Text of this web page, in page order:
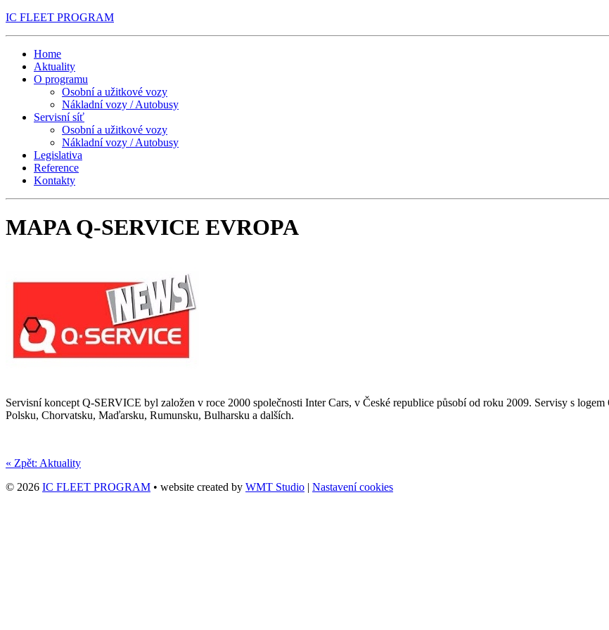
IC FLEET PROGRAM
Home
Aktuality
O programu
Osobní a užitkové vozy
Nákladní vozy / Autobusy
Servisní síť
Osobní a užitkové vozy
Nákladní vozy / Autobusy
Legislativa
Reference
Kontakty
MAPA Q-SERVICE EVROPA
Servisní koncept Q-SERVICE byl založen v roce 2000 společnosti Inter Cars, v České republice působí od roku 2009. Servisy s
Polsku, Chorvatsku, Maďarsku, Rumunsku, Bulharsku a dalších.
« Zpět: Aktuality
© 2026 IC FLEET PROGRAM • website created by WMT Studio | Nastavení cookies